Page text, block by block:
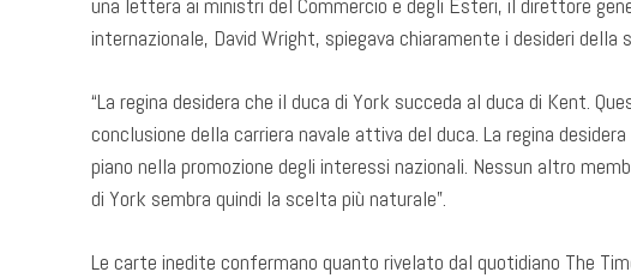
una lettera ai ministri del Commercio e degli Esteri, il direttore
internazionale, David Wright, spiegava chiaramente i desideri della
“La regina desidera che il duca di York succeda al duca di Kent.
conclusione della carriera navale attiva del duca. La regina
piano nella promozione degli interessi nazionali. Nessun altro
di York sembra quindi la scelta più naturale”.
Le carte inedite confermano quanto rivelato dal quotidiano The